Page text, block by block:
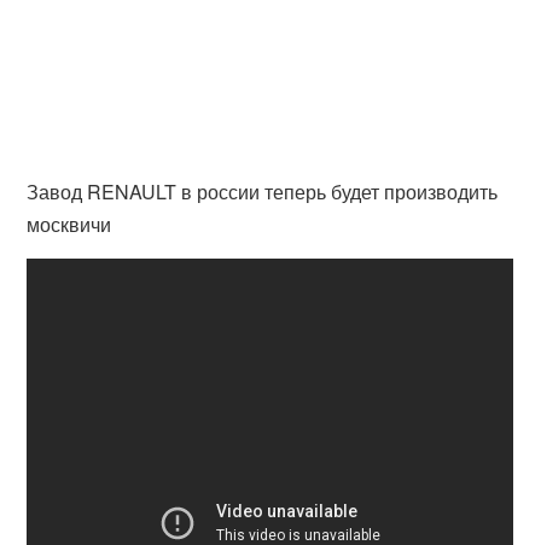
Завод RENAULT в россии теперь будет производить
москвичи